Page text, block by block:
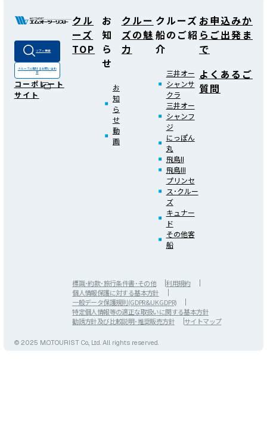
ツアー検索
クルーズに関するお問い合わ
せ
コーポレート
サイト
クル
ーズ
TOP
お
知
ら
せ
お
知
ら
せ
動
画
クルー
ズの魅
力
クルーズ
船のご紹
介
三井オー
シャンサ
クラ
三井オー
シャンフ
ジ
にっぽん
丸
飛鳥II
飛鳥III
プリンセ
ス･クルー
ズ
キュナー
ド
その他客
船
お申込みか
らご出発ま
で
よくあるご
質問
標識･約款･旅行条件書･その他
利用規約
個人情報保護に対する基本方針
一般データ保護規則(GDPR&UK GDPR)
特定個人情報等の適正な取扱いに関する基本方針
勧誘方針及び比較説明･推奨販売方針
サイトマップ
© 2025 M.O.TOURIST Co., Ltd. All rights reserved.